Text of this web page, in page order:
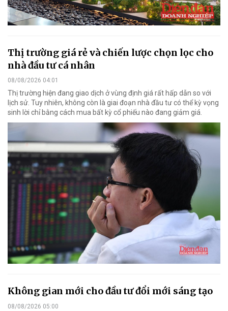
Thị trường giá rẻ và chiến lược chọn lọc cho
nhà đầu tư cá nhân
08/08/2026 04:01
Thị trường hiện đang giao dịch ở vùng định giá rất hấp dẫn so với
lịch sử. Tuy nhiên, không còn là giai đoạn nhà đầu tư có thể kỳ vọng
sinh lời chỉ bằng cách mua bất kỳ cổ phiếu nào đang giảm giá.
Không gian mới cho đầu tư đổi mới sáng tạo
08/08/2026 05:00